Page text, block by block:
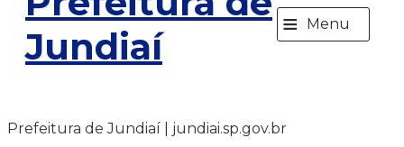
Jundiaí
≡ Menu
Prefeitura de Jundiaí | jundiai.sp.gov.br